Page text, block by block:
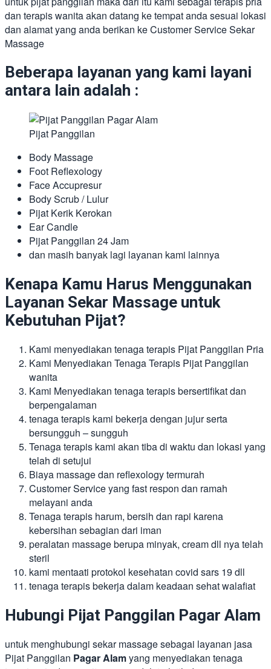
dan terapis wanita akan datang ke tempat anda sesuai lokasi
dan alamat yang anda berikan ke Customer Service Sekar
Massage
Beberapa layanan yang kami layani
antara lain adalah :
Pijat Panggilan
Body Massage
Foot Reflexology
Face Accupresur
Body Scrub / Lulur
Pijat Kerik Kerokan
Ear Candle
Pijat Panggilan 24 Jam
dan masih banyak lagi layanan kami lainnya
Kenapa Kamu Harus Menggunakan
Layanan Sekar Massage untuk
Kebutuhan Pijat?
Kami menyediakan tenaga terapis Pijat Panggilan Pria
Kami Menyediakan Tenaga Terapis Pijat Panggilan
wanita
Kami Menyediakan tenaga terapis bersertifikat dan
berpengalaman
tenaga terapis kami bekerja dengan jujur serta
bersungguh – sungguh
Tenaga terapis kami akan tiba di waktu dan lokasi yang
telah di setujui
Biaya massage dan reflexology termurah
Customer Service yang fast respon dan ramah
melayani anda
Tenaga terapis harum, bersih dan rapi karena
kebersihan sebagian dari iman
peralatan massage berupa minyak, cream dll nya telah
steril
kami mentaati protokol kesehatan covid sars 19 dll
tenaga terapis bekerja dalam keadaan sehat walafiat
Hubungi Pijat Panggilan Pagar Alam
untuk menghubungi sekar massage sebagai layanan jasa
Pijat Panggilan Pagar Alamyang menyediakan tenaga